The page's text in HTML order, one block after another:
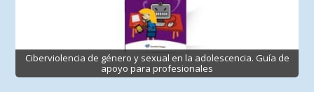
Ciberviolencia de género y sexual en la adolescencia. Guía de
apoyo para profesionales